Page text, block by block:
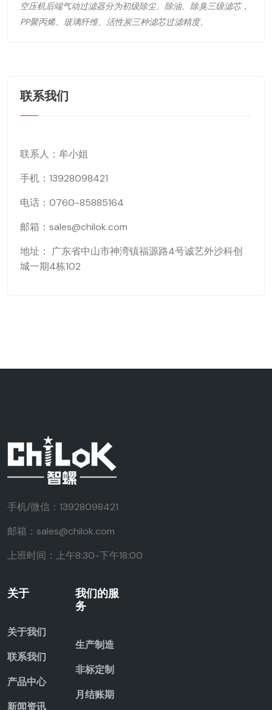
空压机后端气动过滤器分为初级除尘、除油、除臭三级滤芯，
PP聚丙烯、玻璃纤维、活性炭三种滤芯过滤精度、
联系我们
联系人：牟小姐
手机：13928098421
电话：0760-85885164
邮箱：sales@chilok.com
地址： 广东省中山市神湾镇福源路4号诚艺外沙科创
城一期4栋102
手机/微信：13928098421
邮箱：sales@chilok.com
上班时间：上午8:30-下午18:00
关于
关于我们
联系我们
产品中心
新闻资讯
我们的服
务
生产制造
非标定制
月结账期